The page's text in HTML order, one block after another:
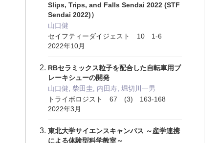
Slips, Trips, and Falls Sendai 2022 (STF
Sendai 2022)）
山口健
セイフティーダイジェスト 10 1-6
2022年10月
RBセラミックス粒子を配合した自転車用ブ
レーキシューの開発
山口健, 柴田圭, 内田寿, 堀切川一男
トライボロジスト 67 (3) 163-168
2022年3月
東北大学サイエンスキャンパス ～産学連携
による体験型科学教室～